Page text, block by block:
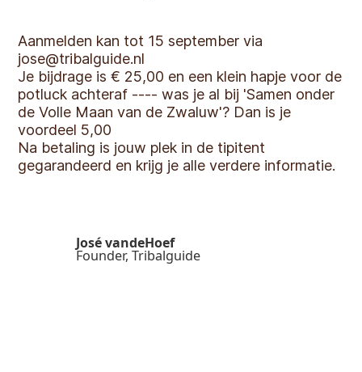
Aanmelden kan tot 15 september via
jose@tribalguide.nl
Je bijdrage is € 25,00 en een klein hapje voor de
potluck achteraf ---- was je al bij 'Samen onder
de Volle Maan van de Zwaluw'? Dan is je
voordeel 5,00
Na betaling is jouw plek in de tipitent
gegarandeerd en krijg je alle verdere informatie.
José vandeHoef
Founder, Tribalguide